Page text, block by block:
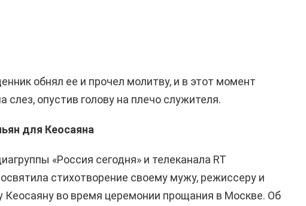
обнял ее и прочел молитву, и в этот момент
слез, опустив голову на плечо служителя.
для Кеосаяна
«Россия сегодня» и телеканала RT
стихотворение своему мужу, режиссеру и
Кеосаяну во время церемонии прощания в Москве. Об